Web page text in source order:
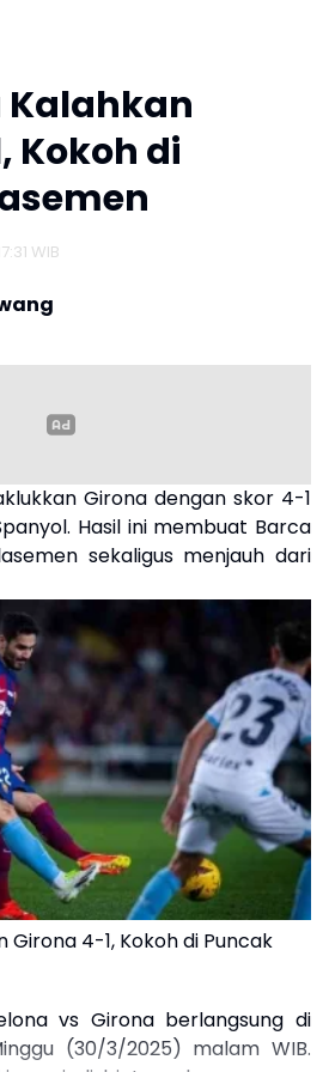
Kalahkan
Kokoh di
WIB
Girona dengan skor 4-1
Hasil ini membuat Barca
sekaligus menjauh dari
Girona 4-1, Kokoh di Puncak
vs Girona berlangsung di
(30/3/2025) malam WIB.